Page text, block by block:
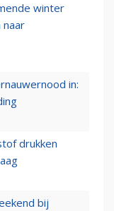
winter
naar
in:
drukken
bij